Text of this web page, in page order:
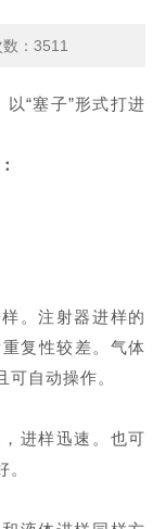
：3511
“塞子”形式打进
。注射器进样的
复性较差。气体
自动操作。
进样迅速。也可